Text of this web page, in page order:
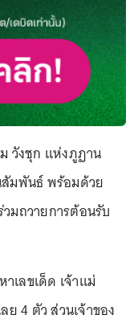
วังชุก แห่งภูฏาน
สัมพันธ์ พร้อมด้วย
มถวายการต้อนรับ
เลขเด็ด เจ้าแม่
4 ตัว ส่วนเจ้าของ